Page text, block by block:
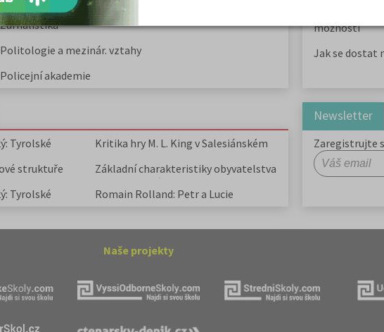
Žurnalistika
Politologie a mezinár. vztahy
Policejní akademie
Rozcestník
možnosti
Jak se dostat
Tyrolské
Kritika hry M. L. King v Salesiánském
struktuře
Základní charakteristiky obyvatelstva
a geografie sídel
Tyrolské
Romain Rolland: Petr a Lucie
Newsletter
Zaregistrujte
Naše projekty